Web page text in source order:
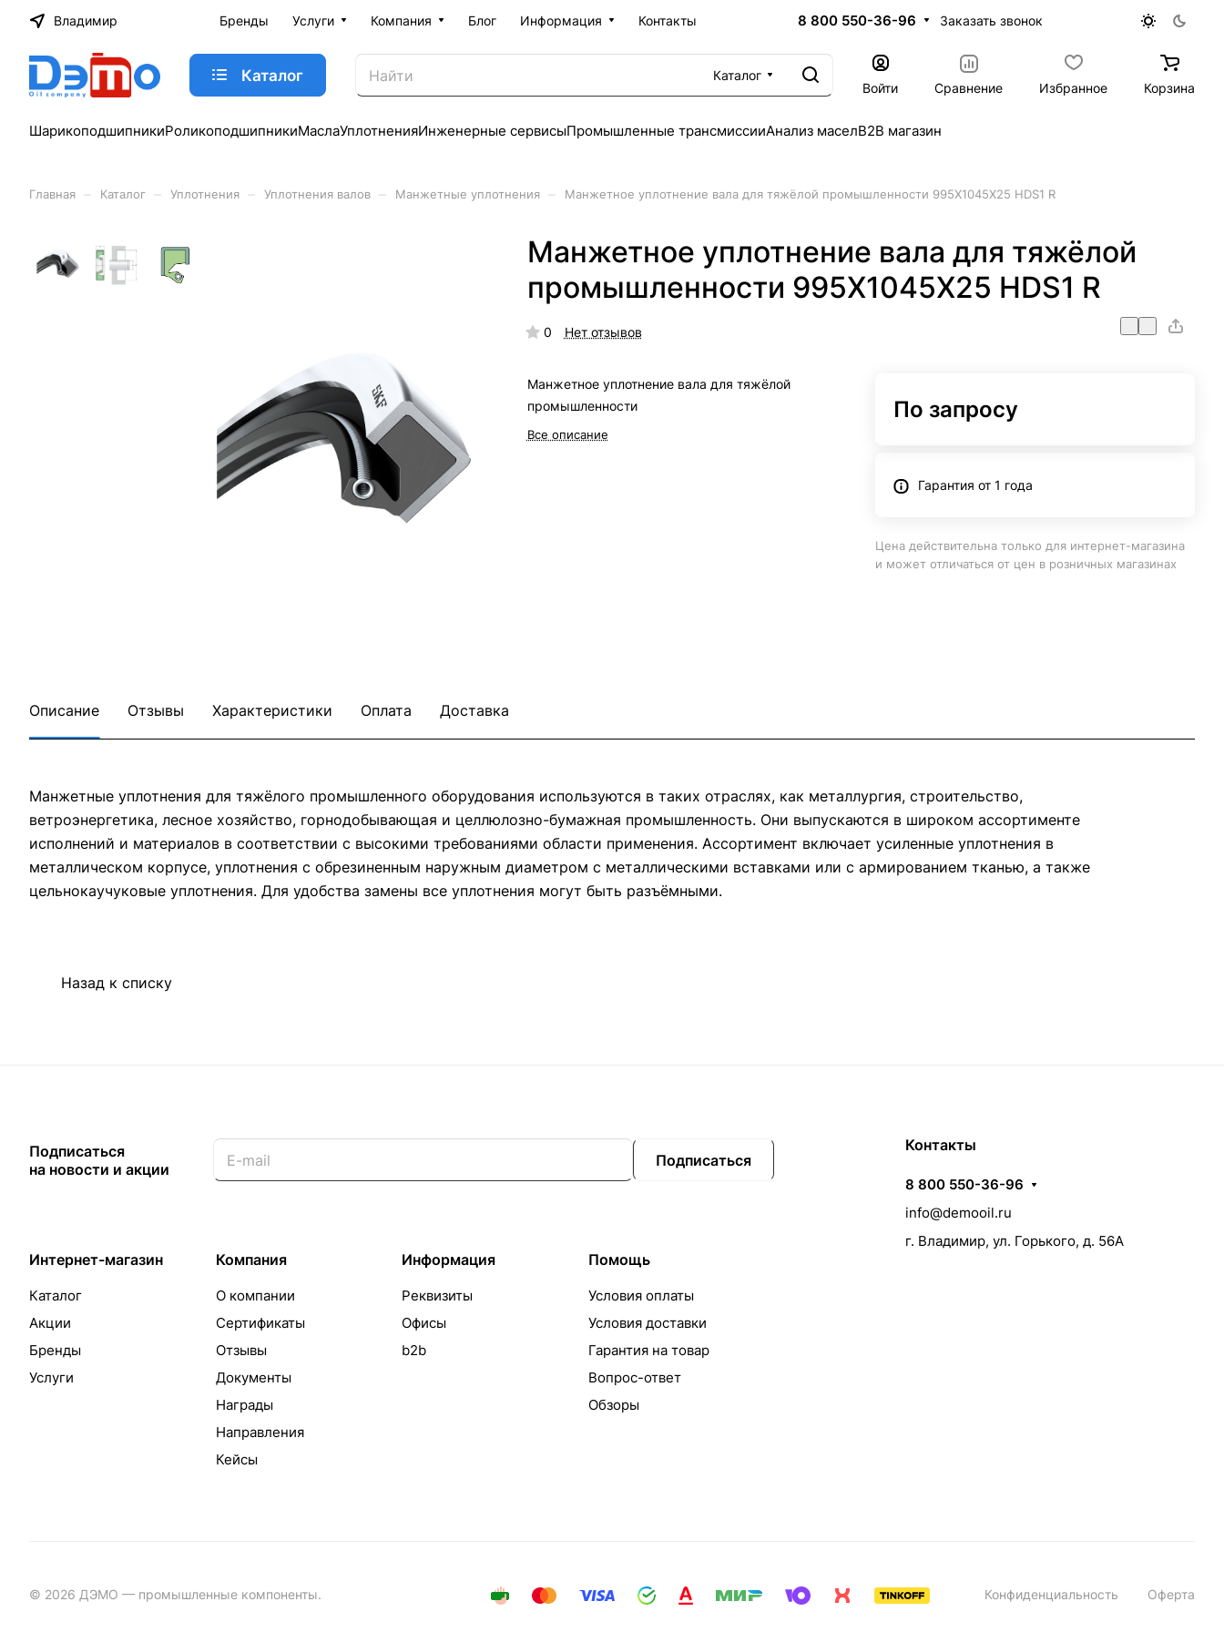
Владимир Бренды Услуги Компания Блог Информация Контакты 8 800 550-36-96 Заказать звонок
Каталог
Каталог
Войти
Сравнение Избранное Корзина
ШарикоподшипникиРоликоподшипникиМаслаУплотненияИнженерные сервисыПромышленные трансмиссииАнализ маселB2B магазин
Главная Каталог Уплотнения Уплотнения валов Манжетные уплотнения Манжетное уплотнение вала для тяжёлой промышленности 995X1045X25 HDS1 R
Манжетное уплотнение вала для тяжёлой
промышленности 995X1045X25 HDS1 R
0 Нет отзывов
Манжетное уплотнение вала для тяжёлой
промышленности
Все описание
По запросу
Гарантия от 1 года
Цена действительна только для интернет-магазина
и может отличаться от цен в розничных магазинах
Описание Отзывы Характеристики Оплата Доставка
Манжетные уплотнения для тяжёлого промышленного оборудования используются в таких отраслях, как металлургия, строительство,
ветроэнергетика, лесное хозяйство, горнодобывающая и целлюлозно-бумажная промышленность. Они выпускаются в широком ассортименте
исполнений и материалов в соответствии с высокими требованиями области применения. Ассортимент включает усиленные уплотнения в
металлическом корпусе, уплотнения с обрезиненным наружным диаметром с металлическими вставками или с армированием тканью, а также
цельнокаучуковые уплотнения. Для удобства замены все уплотнения могут быть разъёмными.
Назад к списку
Подписаться
на новости и акции
Подписаться
Интернет-магазин
Каталог
Акции
Бренды
Услуги
Компания
О компании
Сертификаты
Отзывы
Документы
Награды
Направления
Кейсы
Информация
Реквизиты
Офисы
b2b
Помощь
Условия оплаты
Условия доставки
Гарантия на товар
Вопрос-ответ
Обзоры
Контакты
8 800 550-36-96
info@demooil.ru
г. Владимир, ул. Горького, д. 56А
© 2026 ДЭМО — промышленные компоненты. Конфиденциальность Оферта